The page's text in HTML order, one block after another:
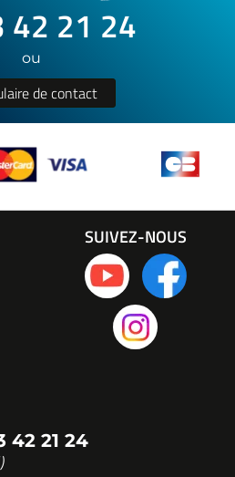
42 21 24
ou
de contact
42 21 24
SUIVEZ-NOUS